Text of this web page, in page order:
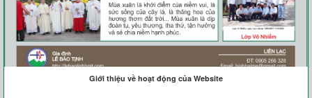
Giới thiệu về hoạt động của Website